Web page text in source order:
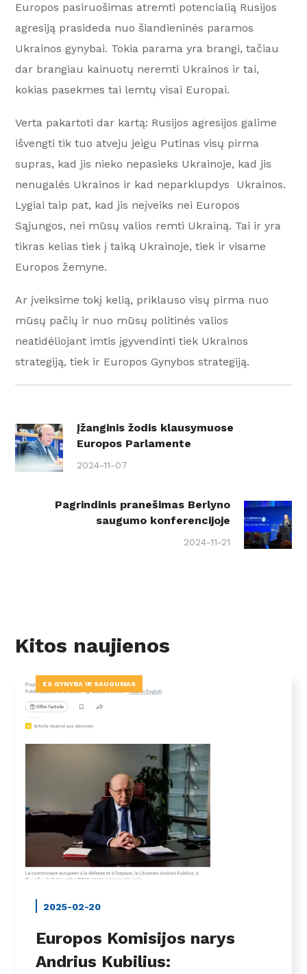
Europos pasiruošimas atremti potencialią Rusijos
agresiją prasideda nuo šiandieninės paramos
Ukrainos gynybai. Tokia parama yra brangi, tačiau
dar brangiau kainuotų neremti Ukrainos ir tai,
kokias pasekmes tai lemtų visai Europai.
Verta pakartoti dar kartą: Rusijos agresijos galime
išvengti tik tuo atveju jeigu Putinas visų pirma
supras, kad jis nieko nepasieks Ukrainoje, kad jis
nenugalės Ukrainos ir kad neparklupdys Ukrainos.
Lygiai taip pat, kad jis neįveiks nei Europos
Sąjungos, nei mūsų valios remti Ukrainą. Tai ir yra
tikras kelias tiek į taiką Ukrainoje, tiek ir visame
Europos žemyne.
Ar įveiksime tokį kelią, priklauso visų pirma nuo
mūsų pačių ir nuo mūsų politinės valios
neatidėliojant imtis įgyvendinti tiek Ukrainos
strategiją, tiek ir Europos Gynybos strategiją.
Įžanginis žodis klausymuose
Europos Parlamente
2024-11-07
Pagrindinis pranešimas Berlyno
saugumo konferencijoje
2024-11-21
Kitos naujienos
ES GYNYBA IR SAUGUMAS
2025-02-20
Europos Komisijos narys
Andrius Kubilius: